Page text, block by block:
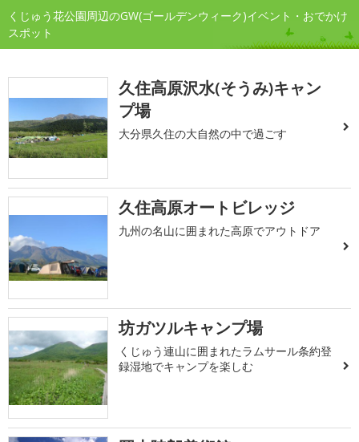
くじゅう花公園周辺のGW(ゴールデンウィーク)イベント・おでかけ
スポット
久住高原沢水(そうみ)キャン
プ場
大分県久住の大自然の中で過ごす
久住高原オートビレッジ
九州の名山に囲まれた高原でアウトドア
坊ガツルキャンプ場
くじゅう連山に囲まれたラムサール条約登
録湿地でキャンプを楽しむ